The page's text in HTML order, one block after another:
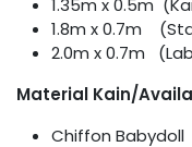
1.35m x 0.5m
1.8m x 0.7m
2.0m x 0.7m
Material Kain/
Chiffon Babydoll